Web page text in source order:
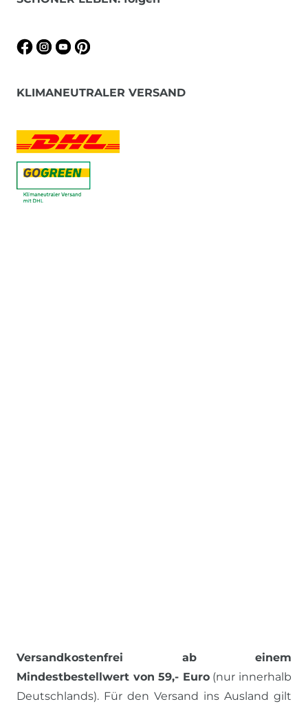
KLIMANEUTRALER VERSAND
Versandkostenfrei ab einem
Mindestbestellwert von 59,- Euro(nur innerhalb
Deutschlands). Für den Versand ins Ausland gilt